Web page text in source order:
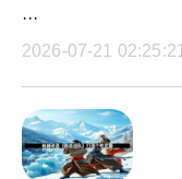
···
2026-07-21 02:25:21